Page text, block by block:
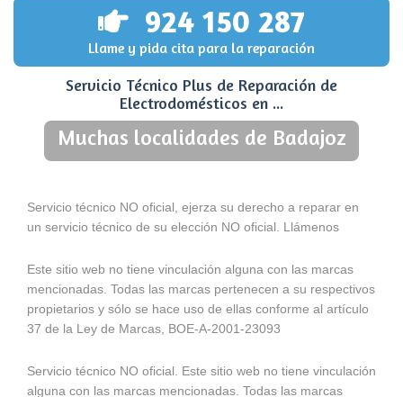
924 150 287
Llame y pida cita para la reparación
Servicio Técnico Plus de Reparación de
Electrodomésticos en ...
Muchas localidades de Badajoz
Servicio técnico NO oficial, ejerza su derecho a reparar en
un servicio técnico de su elección NO oficial. Llámenos
Este sitio web no tiene vinculación alguna con las marcas
mencionadas. Todas las marcas pertenecen a su respectivos
propietarios y sólo se hace uso de ellas conforme al artículo
37 de la Ley de Marcas, BOE-A-2001-23093
Servicio técnico NO oficial. Este sitio web no tiene vinculación
alguna con las marcas mencionadas. Todas las marcas